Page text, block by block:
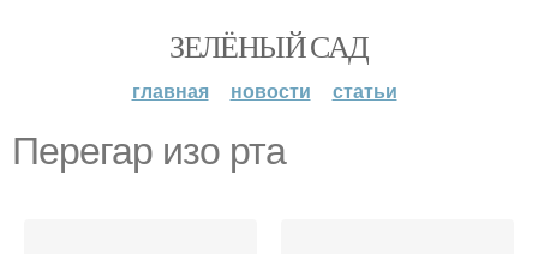
ЗЕЛЁНЫЙ САД
главная новости статьи
Перегар изо рта